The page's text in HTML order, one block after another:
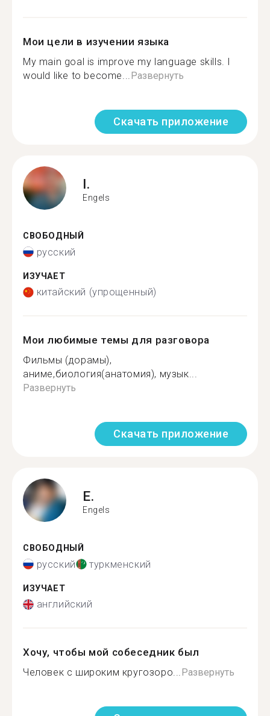
Мои цели в изучении языка
My main goal is improve my language skills. I
would like to become...Развернуть
Скачать приложение
I.
Engels
СВОБОДНЫЙ
русский
ИЗУЧАЕТ
китайский (упрощенный)
Мои любимые темы для разговора
Фильмы (дорамы),
аниме,биология(анатомия), музык...
Развернуть
Скачать приложение
E.
Engels
СВОБОДНЫЙ
русский туркменский
ИЗУЧАЕТ
английский
Хочу, чтобы мой собеседник был
Человек с широким кругозоро...Развернуть